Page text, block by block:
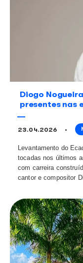
Herbert
canções
Levantamento
regravadas de
letras que